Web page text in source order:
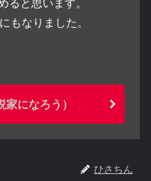
もなりました。
になろう）
ひさちん